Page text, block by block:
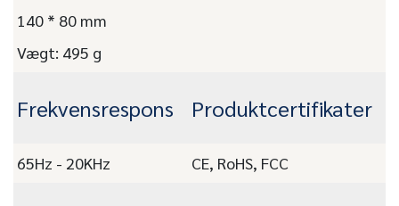
140 * 80 mm
Vægt: 495 g
Frekvensrespons Produktcertifikater
65Hz - 20KHz CE, RoHS, FCC